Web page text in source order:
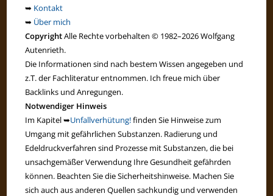
➥ Kontakt
➥ Über mich
CopyrightAlle Rechte vorbehalten © 1982–2026 Wolfgang
Autenrieth.
Die Informationen sind nach bestem Wissen angegeben und
z.T. der Fachliteratur entnommen. Ich freue mich über
Backlinks und Anregungen.
Notwendiger Hinweis
Im Kapitel ➥Unfallverhütung!finden Sie Hinweise zum
Umgang mit gefährlichen Substanzen. Radierung und
Edeldruckverfahren sind Prozesse mit Substanzen, die bei
unsachgemäßer Verwendung Ihre Gesundheit gefährden
können. Beachten Sie die Sicherheitshinweise. Machen Sie
sich auch aus anderen Quellen sachkundig und verwenden